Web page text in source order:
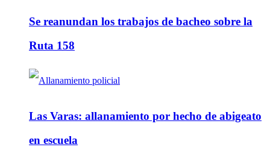
Se reanundan los trabajos de bacheo sobre la
Ruta 158
Las Varas: allanamiento por hecho de abigeato
en escuela